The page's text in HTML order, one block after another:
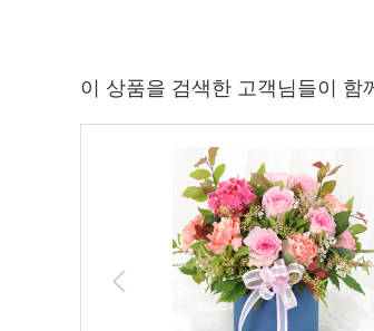
이 상품을 검색한 고객님들이 함